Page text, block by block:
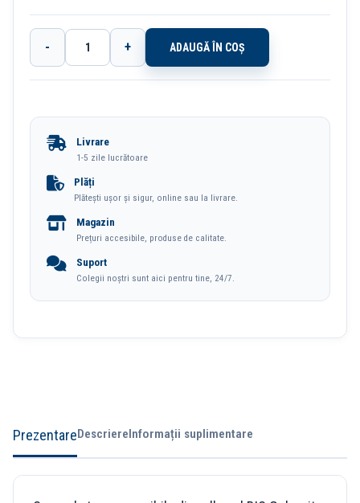
Cantitate
Roller
Gel-
Ocity
Bic
- + ADAUGĂ ÎN COȘ
Livrare
1-5 zile lucrătoare
Plăți
Plătești ușor și sigur, online sau la livrare.
Magazin
Prețuri accesibile, produse de calitate.
Suport
Colegii noștri sunt aici pentru tine, 24/7.
PrezentareDescriereInformații suplimentare